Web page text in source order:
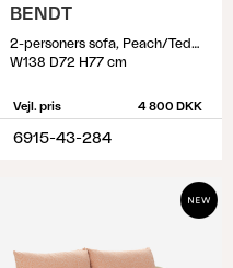
BENDT
2-personers sofa, Peach/Teddy Beige
W138 D72 H77 cm
Vejl. pris 4 800 DKK
6915-43-284